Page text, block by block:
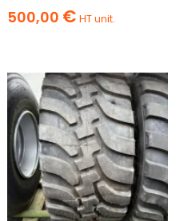
500,00 € HT unit.